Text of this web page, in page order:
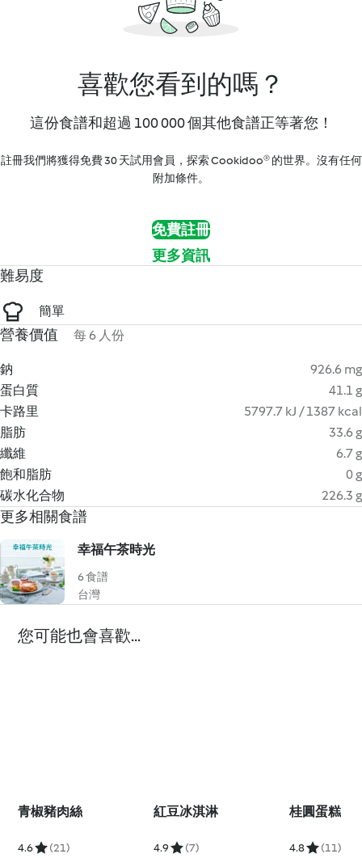
喜歡您看到的嗎？
這份食譜和超過 100 000 個其他食譜正等著您！
註冊我們將獲得免費 30 天試用會員，探索 Cookidoo® 的世界。沒有任何
附加條件。
免費註冊
更多資訊
難易度
簡單
營養價值 每 6 人份
鈉
926.6 mg
蛋白質
41.1 g
卡路里
5797.7 kJ / 1387 kcal
脂肪
33.6 g
纖維
6.7 g
飽和脂肪
0 g
碳水化合物
226.3 g
更多相關食譜
幸福午茶時光
6 食譜
台灣
您可能也會喜歡...
青椒豬肉絲
4.6 (21)
紅豆冰淇淋
4.9 (7)
桂圓蛋糕
4.8 (11)